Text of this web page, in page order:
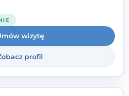
do relacji opartej na empatii,
i wzajemnym
wizytę
profil